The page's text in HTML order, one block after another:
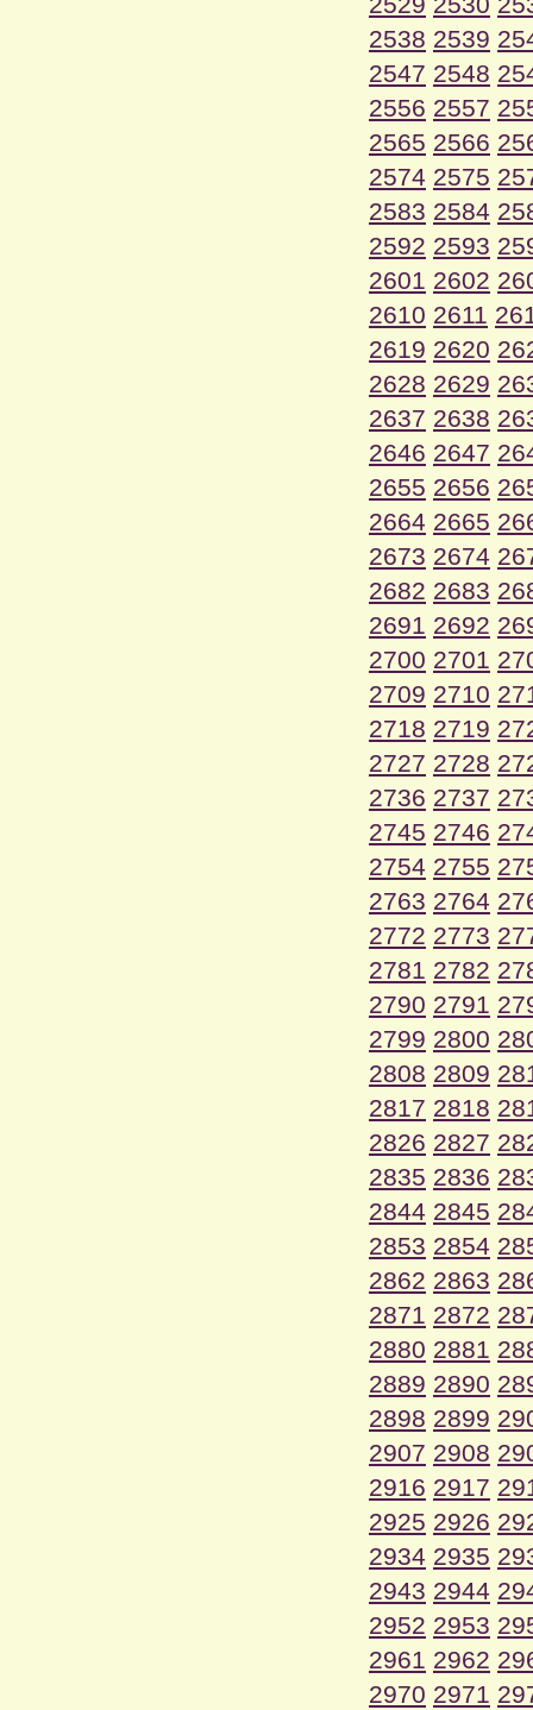
2538 2539
2547 2548
2556 2557
2565 2566
2574 2575
2583 2584
2592 2593
2601 2602
2610 2611
2619 2620
2628 2629
2637 2638
2646 2647
2655 2656
2664 2665
2673 2674
2682 2683
2691 2692
2700 2701
2709 2710
2718 2719
2727 2728
2736 2737
2745 2746
2754 2755
2763 2764
2772 2773
2781 2782
2790 2791
2799 2800
2808 2809
2817 2818
2826 2827
2835 2836
2844 2845
2853 2854
2862 2863
2871 2872
2880 2881
2889 2890
2898 2899
2907 2908
2916 2917
2925 2926
2934 2935
2943 2944
2952 2953
2961 2962
2970 2971